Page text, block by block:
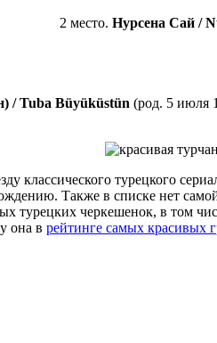
2 место. Нурсена Сай /
/ Tuba Büyüküstün (род. 5 июля
классического турецкого
Также в списке нет
турецких черкешенок, в том
она в рейтинге самых красивых